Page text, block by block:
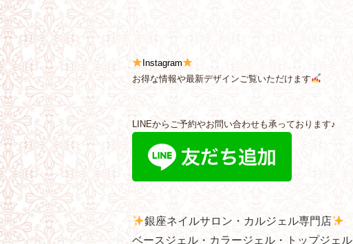
Instagram
お得な情報や最新デザインご覧いただけます
LINEからご予約やお問い合わせも承っております♪
銀座ネイルサロン・カルジェル専門店
ベースジェル・カラージェル・トップジェル